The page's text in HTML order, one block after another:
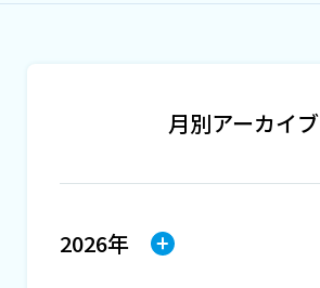
月別アーカイブ
2026年